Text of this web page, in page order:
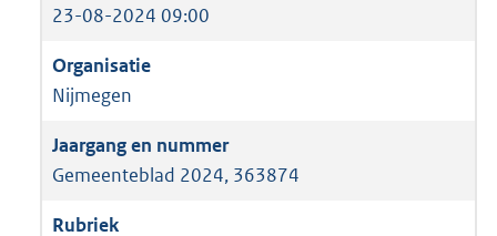
23-08-2024 09:00
Nijmegen
Gemeenteblad 2024, 363874